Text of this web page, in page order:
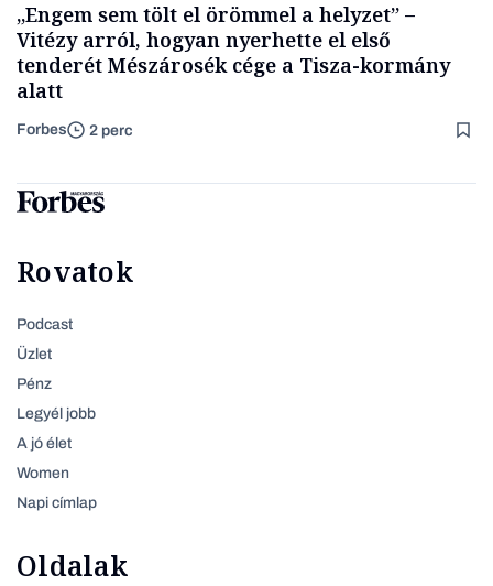
„Engem sem tölt el örömmel a helyzet” –
Vitézy arról, hogyan nyerhette el első
tenderét Mészárosék cége a Tisza-kormány
alatt
Forbes 2 perc
Rovatok
Podcast
Üzlet
Pénz
Legyél jobb
A jó élet
Women
Napi címlap
Oldalak